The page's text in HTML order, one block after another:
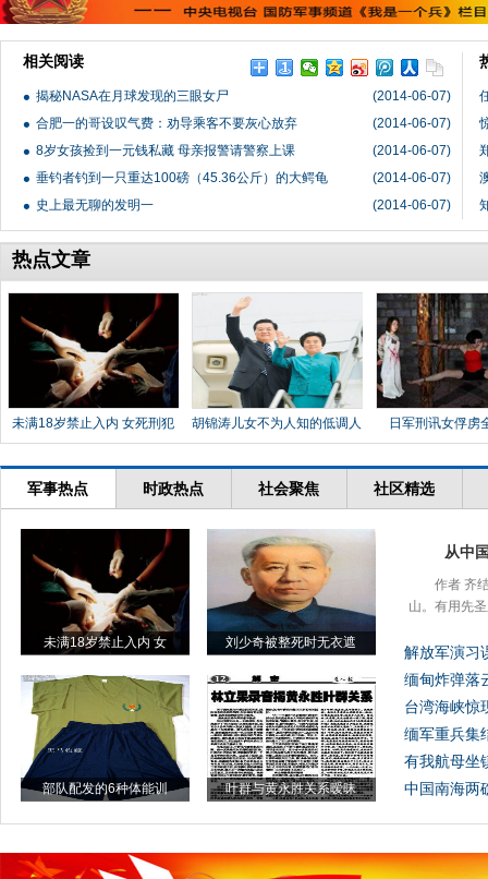
相关阅读
(2014-06-07)
揭秘NASA在月球发现的三眼女尸
(2014-06-07)
合肥一的哥设叹气费：劝导乘客不要灰心放弃
(2014-06-07)
8岁女孩捡到一元钱私藏 母亲报警请警察上课
(2014-06-07)
垂钓者钓到一只重达100磅（45.36公斤）的大鳄龟
(2014-06-07)
史上最无聊的发明一
热点文章
未满18岁禁止入内 女死刑犯 胡锦涛儿女不为人知的低调人 日军刑讯女俘虏